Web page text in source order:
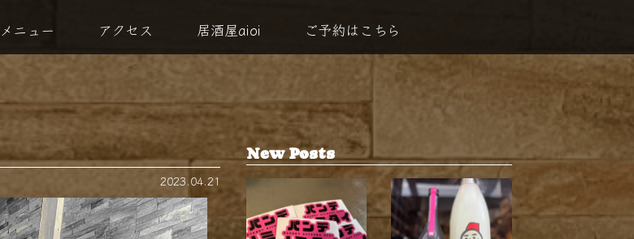
メニュー アクセス 居酒屋aioi ご予約はこちら
2023.04.21
New Posts